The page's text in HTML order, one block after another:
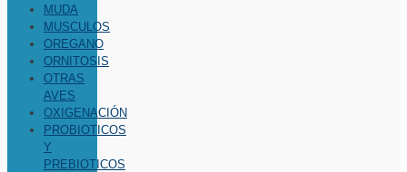
MUDA
MUSCULOS
OREGANO
ORNITOSIS
OTRAS
AVES
OXIGENACIÓN
PROBIOTICOS
Y
PREBIOTICOS